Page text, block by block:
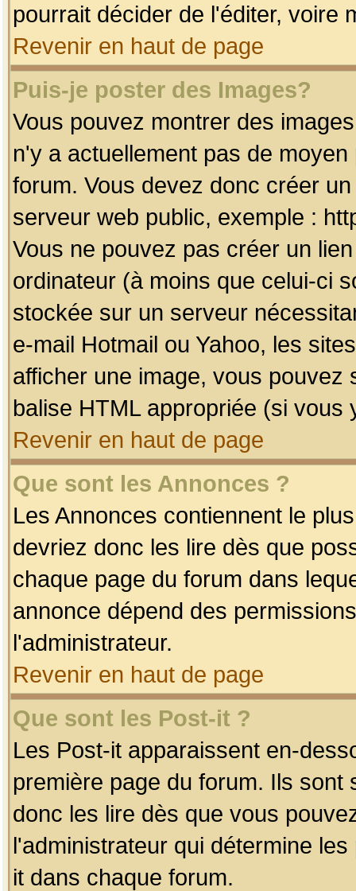
pourrait décider de l'éditer, voire
Revenir en haut de page
Puis-je poster des Images?
Vous pouvez montrer des
n'y a actuellement pas de
forum. Vous devez donc créer
serveur web public, exemple :
Vous ne pouvez pas créer un
ordinateur (à moins que celui-ci
stockée sur un serveur
e-mail Hotmail ou Yahoo, les
afficher une image, vous pouvez
balise HTML appropriée (si vous
Revenir en haut de page
Que sont les Annonces ?
Les Annonces contiennent le
devriez donc les lire dès que
chaque page du forum dans
annonce dépend des
l'administrateur.
Revenir en haut de page
Que sont les Post-it ?
Les Post-it apparaissent en-
première page du forum. Ils
donc les lire dès que vous
l'administrateur qui détermine
it dans chaque forum.